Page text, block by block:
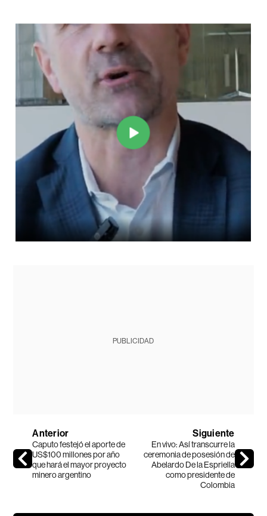
PUBLICIDAD
Anterior
Caputo festejó el aporte de
US$100 millones por año
que hará el mayor proyecto
minero argentino
Siguiente
En vivo: Así transcurre la
ceremonia de posesión de
Abelardo De la Espriella
como presidente de
Colombia